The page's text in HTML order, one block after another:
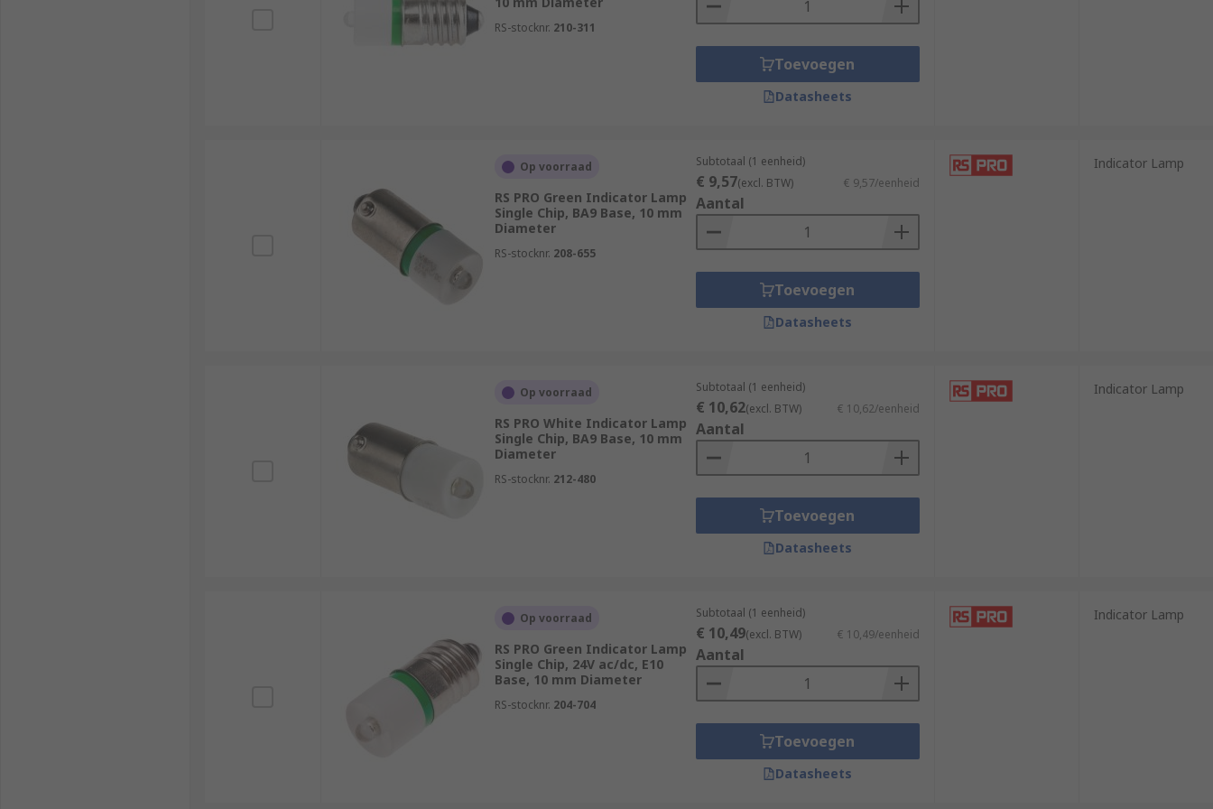
RS-stocknr. 210-311
Toevoegen
Datasheets
Op voorraad
RS PRO Green Indicator Lamp
Single Chip, BA9 Base, 10 mm
Diameter
RS-stocknr. 208-655
Subtotaal (1 eenheid)
€ 9,57(excl. BTW) € 9,57/eenheid
Aantal
Toevoegen
Datasheets
Indicator Lamp
Op voorraad
RS PRO White Indicator Lamp
Single Chip, BA9 Base, 10 mm
Diameter
RS-stocknr. 212-480
Subtotaal (1 eenheid)
€ 10,62(excl. BTW) € 10,62/eenheid
Aantal
Toevoegen
Datasheets
Indicator Lamp
Op voorraad
RS PRO Green Indicator Lamp
Single Chip, 24V ac/dc, E10
Base, 10 mm Diameter
RS-stocknr. 204-704
Subtotaal (1 eenheid)
€ 10,49(excl. BTW) € 10,49/eenheid
Aantal
Toevoegen
Datasheets
Indicator Lamp